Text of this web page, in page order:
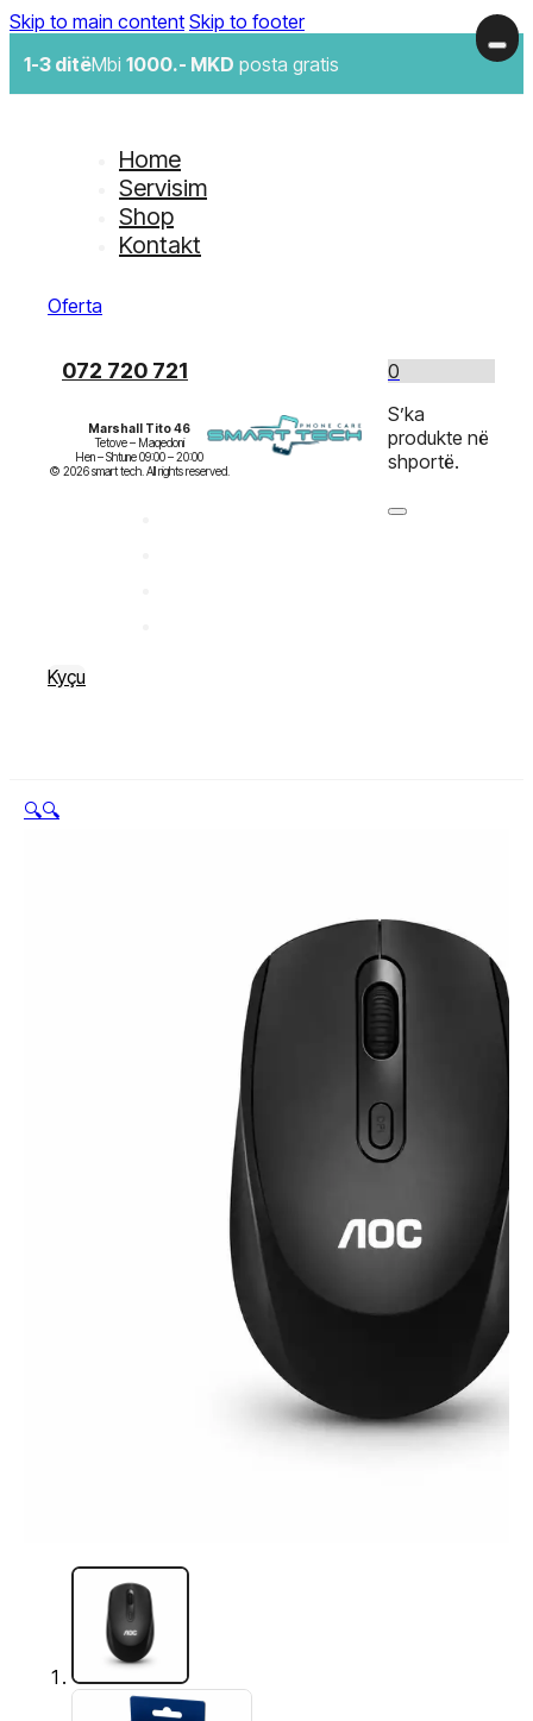
Skip to main content Skip to footer
1-3 ditëMbi 1000.- MKD posta gratis
Home
Servisim
Shop
Kontakt
Oferta
072 720 721
Marshall Tito 46
Tetove – Maqedoni
Hen – Shtune 09:00 – 20:00
Kyçu
0
S’ka
produkte në
shportë.
🔍🔍